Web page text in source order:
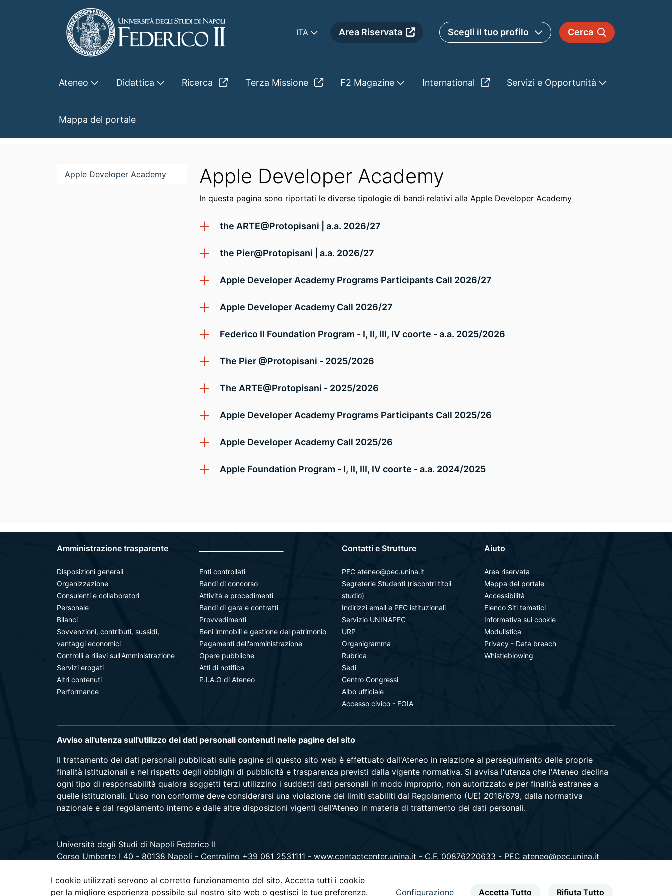
Skip to Main Content
Cerca
Area Riservata Scegli il tuo profilo
ITA
Ateneo Didattica Ricerca Terza Missione F2 Magazine International Servizi e Opportunità
Mappa del portale
Apple Developer Academy
Home Servizi e Opportunità
Apple Developer Academy Apple Developer Academy
In questa pagina sono riportati le diverse tipologie di bandi relativi alla Apple Developer Academy
the ARTE@Protopisani | a.a. 2026/27
the Pier@Protopisani | a.a. 2026/27
Apple Developer Academy Programs Participants Call 2026/27
Apple Developer Academy Call 2026/27
Federico II Foundation Program - I, II, III, IV coorte - a.a. 2025/2026
The Pier @Protopisani - 2025/2026
The ARTE@Protopisani - 2025/2026
Apple Developer Academy Programs Participants Call 2025/26
Apple Developer Academy Call 2025/26
Apple Foundation Program - I, II, III, IV coorte - a.a. 2024/2025
Amministrazione trasparente
Disposizioni generali
Organizzazione
Consulenti e collaboratori
Personale
Bilanci
Sovvenzioni, contributi, sussidi,
vantaggi economici
Controlli e rilievi sull'Amministrazione
Servizi erogati
Altri contenuti
Performance
Enti controllati
Bandi di concorso
Attività e procedimenti
Bandi di gara e contratti
Provvedimenti
Beni immobili e gestione del patrimonio
Pagamenti dell'amministrazione
Opere pubbliche
Atti di notifica
P.I.A.O di Ateneo
Contatti e Strutture
PEC ateneo@pec.unina.it
Segreterie Studenti (riscontri titoli
studio)
Indirizzi email e PEC istituzionali
Servizio UNINAPEC
URP
Organigramma
Rubrica
Sedi
Centro Congressi
Albo ufficiale
Accesso civico - FOIA
Aiuto
Area riservata
Mappa del portale
Accessibilità
Elenco Siti tematici
Informativa sui cookie
Modulistica
Privacy - Data breach
Whistleblowing
Avviso all'utenza sull'utilizzo dei dati personali contenuti nelle pagine del sito
Il trattamento dei dati personali pubblicati sulle pagine di questo sito web è effettuato dall'Ateneo in relazione al perseguimento delle proprie
finalità istituzionali e nel rispetto degli obblighi di pubblicità e trasparenza previsti dalla vigente normativa. Si avvisa l'utenza che l'Ateneo declina
ogni tipo di responsabilità qualora soggetti terzi utilizzino i suddetti dati personali in modo improprio, non autorizzato e per finalità estranee a
quelle istituzionali. L'uso non conforme deve considerarsi una violazione dei limiti stabiliti dal Regolamento (UE) 2016/679, dalla normativa
nazionale e dal regolamento interno e dalle altre disposizioni vigenti dell’Ateneo in materia di trattamento dei dati personali.
Università degli Studi di Napoli Federico II
Corso Umberto I 40 - 80138 Napoli - Centralino +39 081 2531111 - www.contactcenter.unina.it - C.F. 00876220633 - PEC ateneo@pec.unina.it
youtube instagramfacebook
twitterlinkedin
I cookie utilizzati servono al corretto funzionamento del sito. Accetta tutti i cookie
per la migliore esperienza possibile sul nostro sito web o gestisci le tue preferenze.
Configurazione Accetta Tutto Rifiuta Tutto